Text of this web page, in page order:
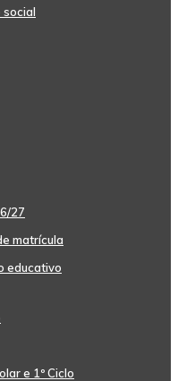
social
27
matrícula
educativo
e 1º Ciclo